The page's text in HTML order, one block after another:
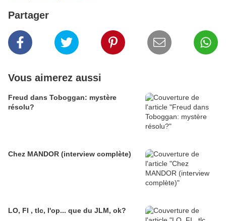
Partager
Vous aimerez aussi
Freud dans Toboggan: mystère
résolu?
Chez MANDOR (interview complète)
LO, FI , tlc, l'op... que du JLM, ok?